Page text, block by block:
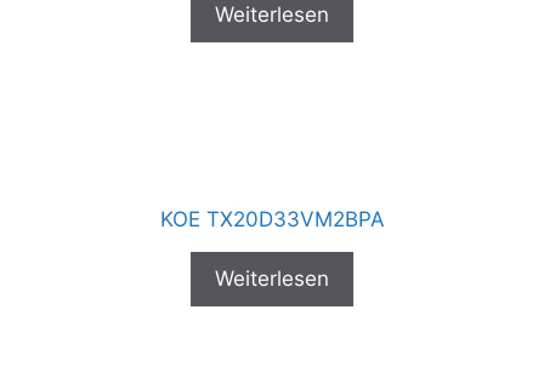
Weiterlesen
KOE TX20D33VM2BPA
Weiterlesen